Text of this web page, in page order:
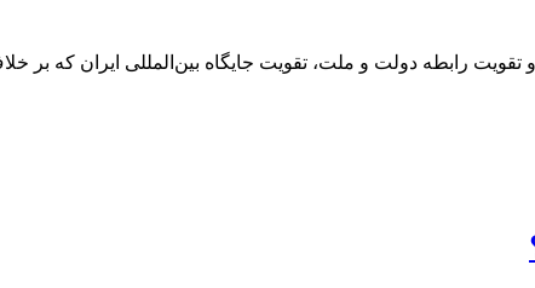
تقویت رابطه دولت و ملت، تقویت جایگاه بین‌المللی ایران که